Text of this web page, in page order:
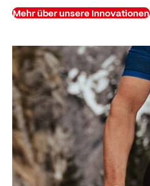
Mehr über unsere Innovationen